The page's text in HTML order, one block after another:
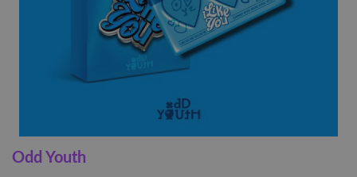
Odd Youth